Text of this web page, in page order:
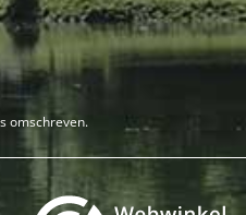
omschreven.